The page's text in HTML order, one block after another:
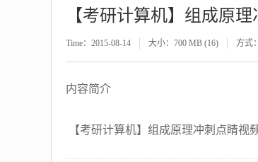
【考研计算机】组成原
Time：2015-08-14 大小：700 MB (16) 方式
内容简介
【考研计算机】组成原理冲刺点睛视